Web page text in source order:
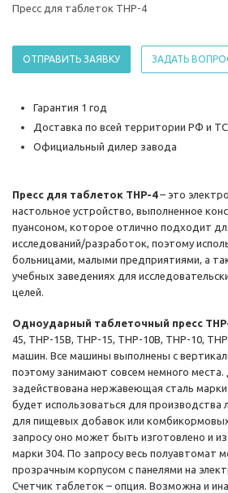
Пресс для таблеток THP-4
ОТПРАВИТЬ ЗАЯВКУ ЗАДАТЬ
Гарантия 1 год
Доставка по всей территории РФ и ТС
Официальный дилер завода
Пресс для таблеток THP-4– это
настольное устройство, выполненное
пуансоном, которое отлично подходит
исследований/разработок, поэтому
больницами, малыми предприятиями, а
учебных заведениях для
целей.
Одноударный таблеточный пресс
45, THP-15В, THP-15, THP-10В, THP-10,
машин. Все машины выполнены с
поэтому занимают совсем немного места.
задействована нержавеющая сталь марки
будет использоваться для производства
для пищевых добавок или
запросу оно может быть изготовлено и
марки 304. По запросу весь полуавтомат
прозрачным корпусом с панелями на
Счетчик таблеток – опция. Возможна и